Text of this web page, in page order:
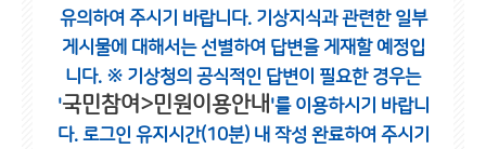
유의하여 주시기 바랍니다. 기상지식과 관련한 일부
게시물에 대해서는 선별하여 답변을 게재할 예정입
니다. ※ 기상청의 공식적인 답변이 필요한 경우는
'국민참여>민원이용안내 '를 이용하시기 바랍니
다. 로그인 유지시간(10분) 내 작성 완료하여 주시기